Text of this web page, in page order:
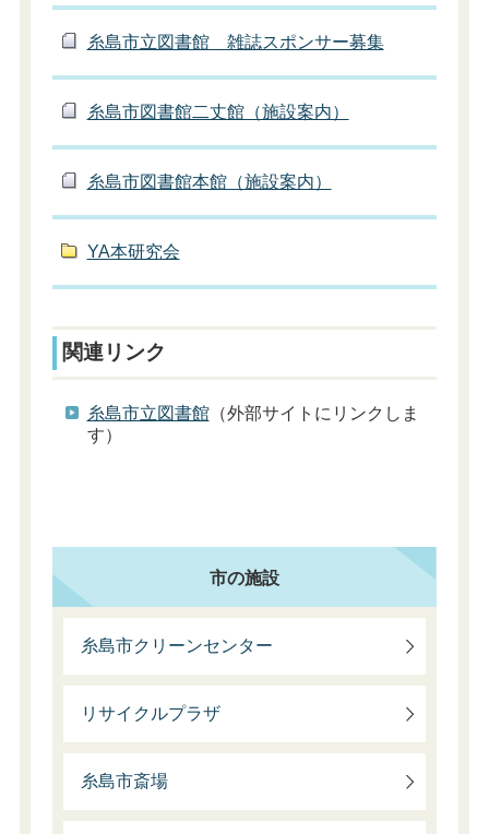
糸島市立図書館 雑誌スポンサー募集
糸島市図書館二丈館（施設案内）
糸島市図書館本館（施設案内）
YA本研究会
関連リンク
糸島市立図書館（外部サイトにリンクしま
す）
市の施設
糸島市クリーンセンター
リサイクルプラザ
糸島市斎場